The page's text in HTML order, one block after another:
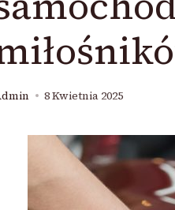
8 Kwietnia 2025